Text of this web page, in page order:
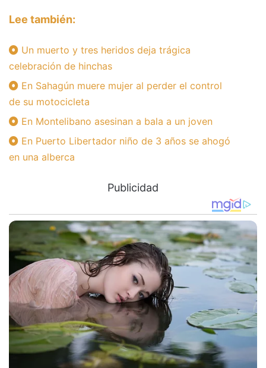
Lee también:
Un muerto y tres heridos deja trágica
celebración de hinchas
En Sahagún muere mujer al perder el control
de su motocicleta
En Montelibano asesinan a bala a un joven
En Puerto Libertador niño de 3 años se ahogó
en una alberca
Publicidad